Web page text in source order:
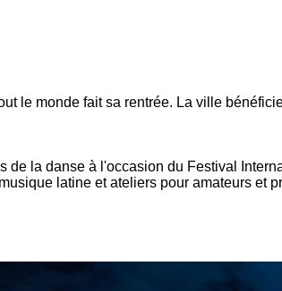
le monde fait sa rentrée. La ville
de la danse à l'occasion du Festival
latine et ateliers pour amateurs et